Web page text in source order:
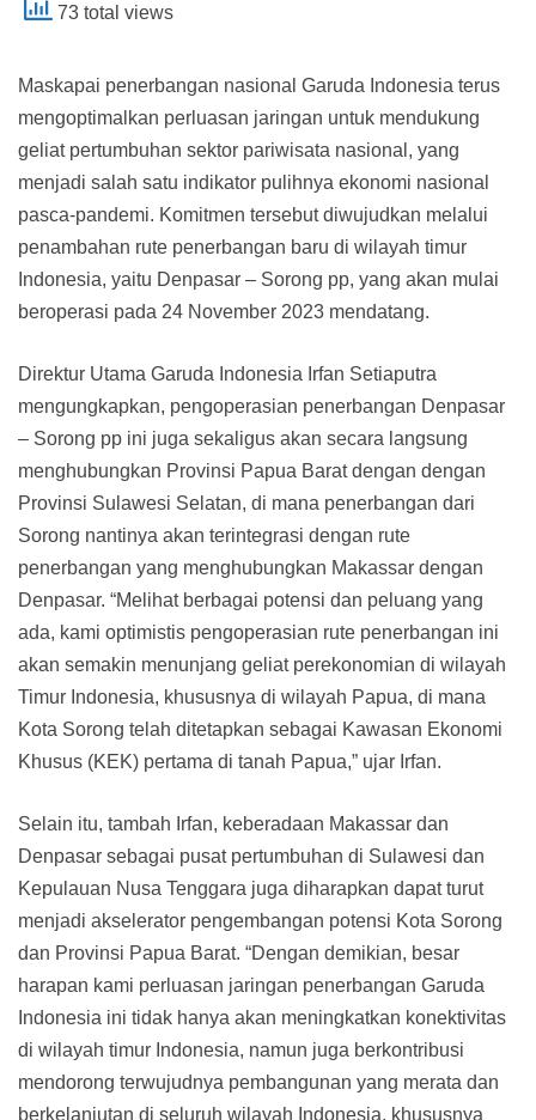
73 total views
Maskapai penerbangan nasional Garuda Indonesia terus
mengoptimalkan perluasan jaringan untuk mendukung
geliat pertumbuhan sektor pariwisata nasional, yang
menjadi salah satu indikator pulihnya ekonomi nasional
pasca-pandemi. Komitmen tersebut diwujudkan melalui
penambahan rute penerbangan baru di wilayah timur
Indonesia, yaitu Denpasar – Sorong pp, yang akan mulai
beroperasi pada 24 November 2023 mendatang.
Direktur Utama Garuda Indonesia Irfan Setiaputra
mengungkapkan, pengoperasian penerbangan Denpasar
– Sorong pp ini juga sekaligus akan secara langsung
menghubungkan Provinsi Papua Barat dengan dengan
Provinsi Sulawesi Selatan, di mana penerbangan dari
Sorong nantinya akan terintegrasi dengan rute
penerbangan yang menghubungkan Makassar dengan
Denpasar. “Melihat berbagai potensi dan peluang yang
ada, kami optimistis pengoperasian rute penerbangan ini
akan semakin menunjang geliat perekonomian di wilayah
Timur Indonesia, khususnya di wilayah Papua, di mana
Kota Sorong telah ditetapkan sebagai Kawasan Ekonomi
Khusus (KEK) pertama di tanah Papua,” ujar Irfan.
Selain itu, tambah Irfan, keberadaan Makassar dan
Denpasar sebagai pusat pertumbuhan di Sulawesi dan
Kepulauan Nusa Tenggara juga diharapkan dapat turut
menjadi akselerator pengembangan potensi Kota Sorong
dan Provinsi Papua Barat. “Dengan demikian, besar
harapan kami perluasan jaringan penerbangan Garuda
Indonesia ini tidak hanya akan meningkatkan konektivitas
di wilayah timur Indonesia, namun juga berkontribusi
mendorong terwujudnya pembangunan yang merata dan
berkelanjutan di seluruh wilayah Indonesia, khususnya